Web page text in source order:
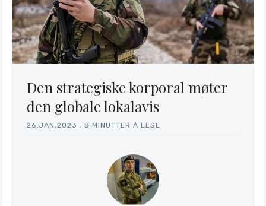
Stratagem
Den strategiske korporal møter
den globale lokalavis
26.JAN.2023 8 MINUTTER Å LESE